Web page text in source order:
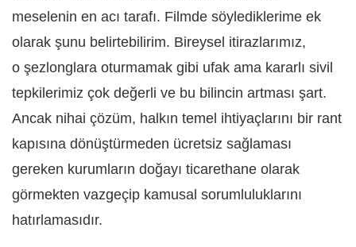
meselenin en acı tarafı. Filmde söylediklerime ek
olarak şunu belirtebilirim. Bireysel itirazlarımız,
o şezlonglara oturmamak gibi ufak ama kararlı sivil
tepkilerimiz çok değerli ve bu bilincin artması şart.
Ancak nihai çözüm, halkın temel ihtiyaçlarını bir rant
kapısına dönüştürmeden ücretsiz sağlaması
gereken kurumların doğayı ticarethane olarak
görmekten vazgeçip kamusal sorumluluklarını
hatırlamasıdır.